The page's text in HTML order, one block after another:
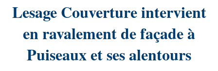
Lesage Couverture intervient
en ravalement de façade à
Puiseaux et ses alentours